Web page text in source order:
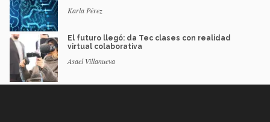
Karla Pérez
El futuro llegó: da Tec clases con realidad
virtual colaborativa
Asael Villanueva